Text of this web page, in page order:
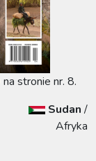
na stronie nr. 8.
Sudan /
Afryka